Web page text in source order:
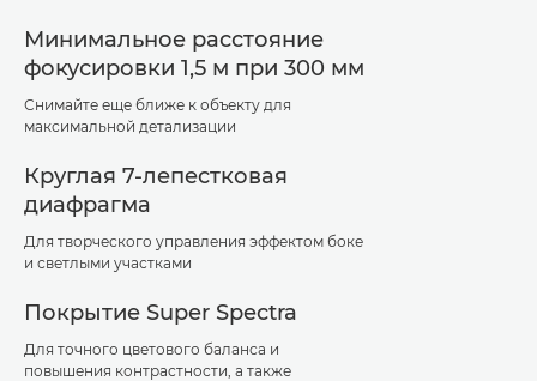
Минимальное расстояние
фокусировки 1,5 м при 300 мм
Снимайте еще ближе к объекту для
максимальной детализации
Круглая 7-лепестковая
диафрагма
Для творческого управления эффектом боке
и светлыми участками
Покрытие Super Spectra
Для точного цветового баланса и
повышения контрастности, а также